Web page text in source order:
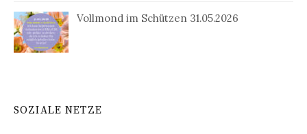
Vollmond im Schützen 31.05.2026
SOZIALE NETZE